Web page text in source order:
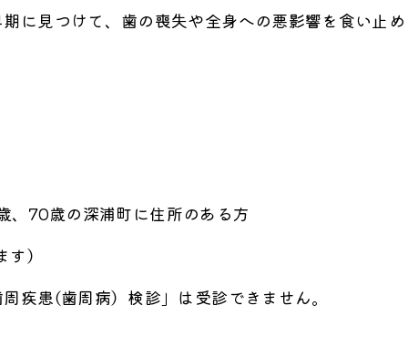
に見つけて、歯の喪失や全身への悪影響を食い止
70歳の深浦町に住所のある方
）
疾患(歯周病）検診」は受診できません。